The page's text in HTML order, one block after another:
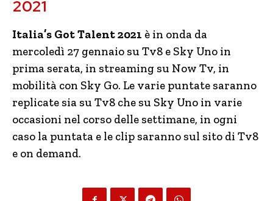
2021
Italia’s Got Talent 2021 è in onda da
mercoledì 27 gennaio su Tv8 e Sky Uno in
prima serata, in streaming su Now Tv, in
mobilità con Sky Go. Le varie puntate saranno
replicate sia su Tv8 che su Sky Uno in varie
occasioni nel corso delle settimane, in ogni
caso la puntata e le clip saranno sul sito di Tv8
e on demand.